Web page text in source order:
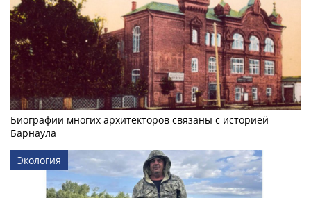
Биографии многих архитекторов связаны с историей
Барнаула
Экология